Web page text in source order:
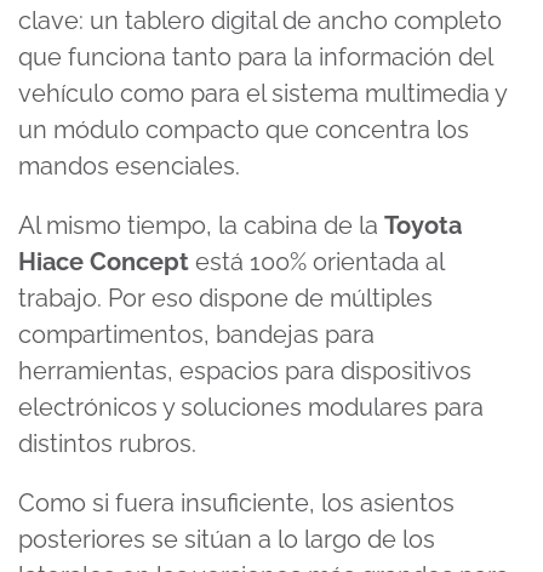
clave: un tablero digital de ancho completo
que funciona tanto para la información del
vehículo como para el sistema multimedia y
un módulo compacto que concentra los
mandos esenciales.
Al mismo tiempo, la cabina de la Toyota
Hiace Concept está 100% orientada al
trabajo. Por eso dispone de múltiples
compartimentos, bandejas para
herramientas, espacios para dispositivos
electrónicos y soluciones modulares para
distintos rubros.
Como si fuera insuficiente, los asientos
posteriores se sitúan a lo largo de los